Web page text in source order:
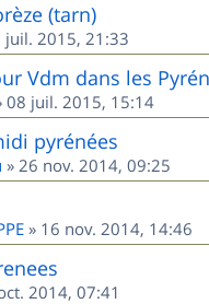
(tarn)
juil. 2015, 21:33
Vdm dans les
08 juil. 2015, 15:14
pyrénées
» 26 nov. 2014, 09:25
» 16 nov. 2014, 14:46
2014, 07:41